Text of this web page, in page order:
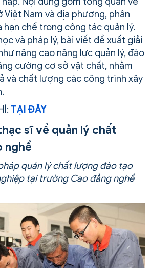
Việt Nam và địa phương, phân
chế trong công tác quản lý.
và pháp lý, bài viết đề xuất giải
nâng cao năng lực quản lý, đào
cường cơ sở vật chất, nhằm
và chất lượng các công trình xây
TẠI ĐÂY
sĩ về quản lý chất
nghề
quản lý chất lượng đào tạo
tại trường Cao đẳng nghề